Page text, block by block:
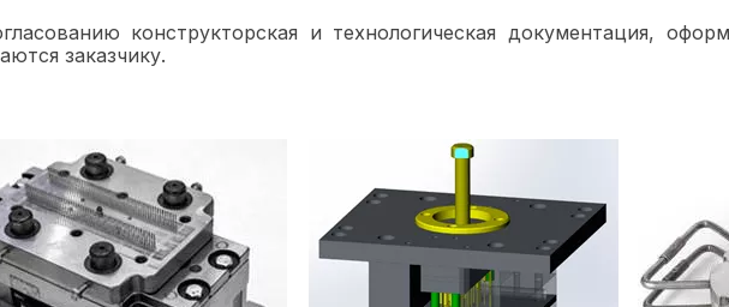
конструкторская и технологическая документация,
заказчику.